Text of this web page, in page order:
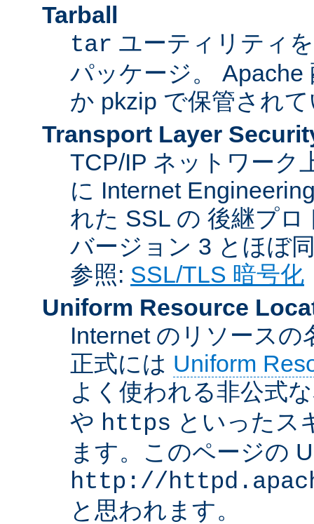
Tarball
tar ユーティリティ
パッケージ。 Apache
か pkzip で保管され
Transport Layer
TCP/IP ネットワーク
に Internet
れた SSL の 後継プ
バージョン 3 とほぼ
参照: SSL/TLS 暗号化
Uniform Resource
Internet のリソース
正式には Uniform
よく使われる非公式
や https といったス
ます。このページの
http://
と思われます。